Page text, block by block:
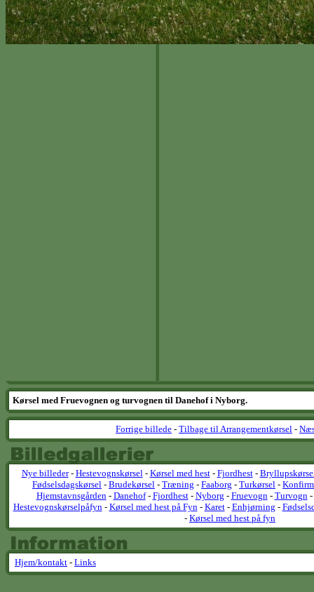
Kørsel med Fruevognen og turvognen til Danehof i Nyborg.
Forrige billede - Tilbage til Arrangementkørsel -
Nye billeder- Hestevognskørsel- Kørsel med hest- Fjordhest-
Fødselsdagskørsel - Brudekørsel - Træning - Faaborg - Turkørsel -
Hjemstavnsgården- Danehof- Fjordhest- Nyborg - Fruevogn- Turvogn-
Hestevognskørselpåfyn- Kørsel med hest på Fyn- Karet- Enhjørning -
- Kørsel med hest på fyn
Hjem/kontakt - Links